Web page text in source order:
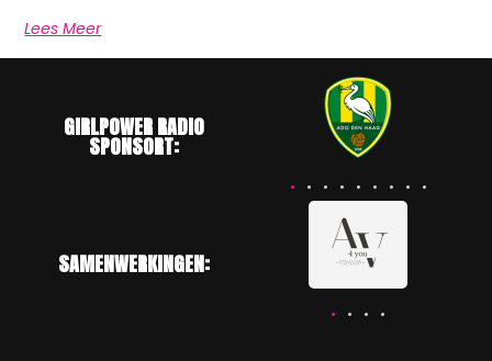
Lees Meer
GIRLPOWER RADIO
SPONSORT:
SAMENWERKINGEN: